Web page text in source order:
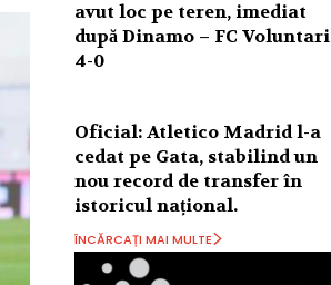
avut loc pe teren, imediat
după Dinamo – FC Voluntari
4-0
Oficial: Atletico Madrid l-a
cedat pe Gata, stabilind un
nou record de transfer în
istoricul național.
ÎNCĂRCAȚI MAI MULTE